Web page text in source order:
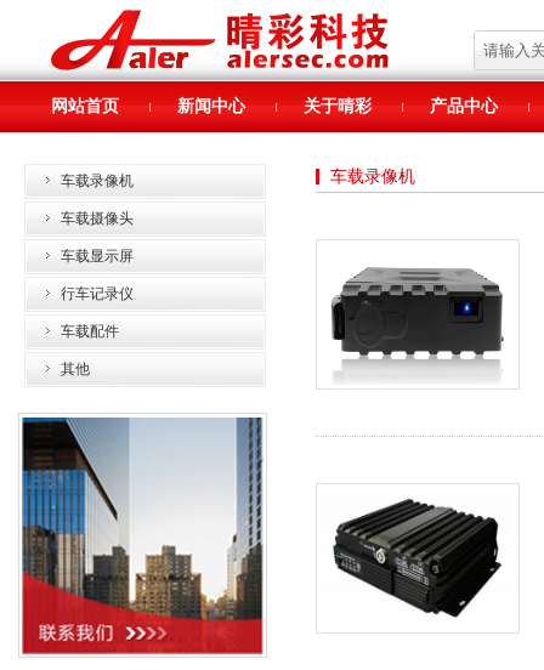
网站首页 新闻中心 关于晴彩 产品中心
车载录像机
车载摄像头
车载显示屏
行车记录仪
车载配件
其他
车载录像机